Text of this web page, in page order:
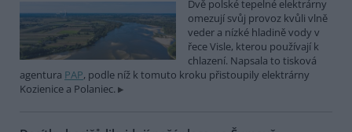
Dvě polské tepelné elektrárny
omezují svůj provoz kvůli vlně
veder a nízké hladině vody v
řece Visle, kterou používají k
chlazení. Napsala to tisková
agentura PAP, podle níž k tomuto kroku přistoupily elektrárny
Kozienice a Polaniec.